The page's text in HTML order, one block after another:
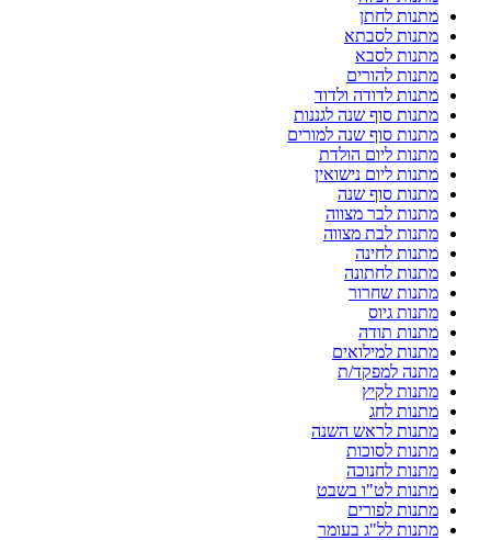
מתנות לחתן
מתנות לסבתא
מתנות לסבא
מתנות להורים
מתנות לדודה ולדוד
מתנות סוף שנה לגננות
מתנות סוף שנה למורים
מתנות ליום הולדת
מתנות ליום נישואין
מתנות סוף שנה
מתנות לבר מצווה
מתנות לבת מצווה
מתנות לחינה
מתנות לחתונה
מתנות שחרור
מתנות גיוס
מתנות תודה
מתנות למילואים
מתנה למפקד/ת
מתנות לקיץ
מתנות לחג
מתנות לראש השנה
מתנות לסוכות
מתנות לחנוכה
מתנות לט"ו בשבט
מתנות לפורים
מתנות לל"ג בעומר